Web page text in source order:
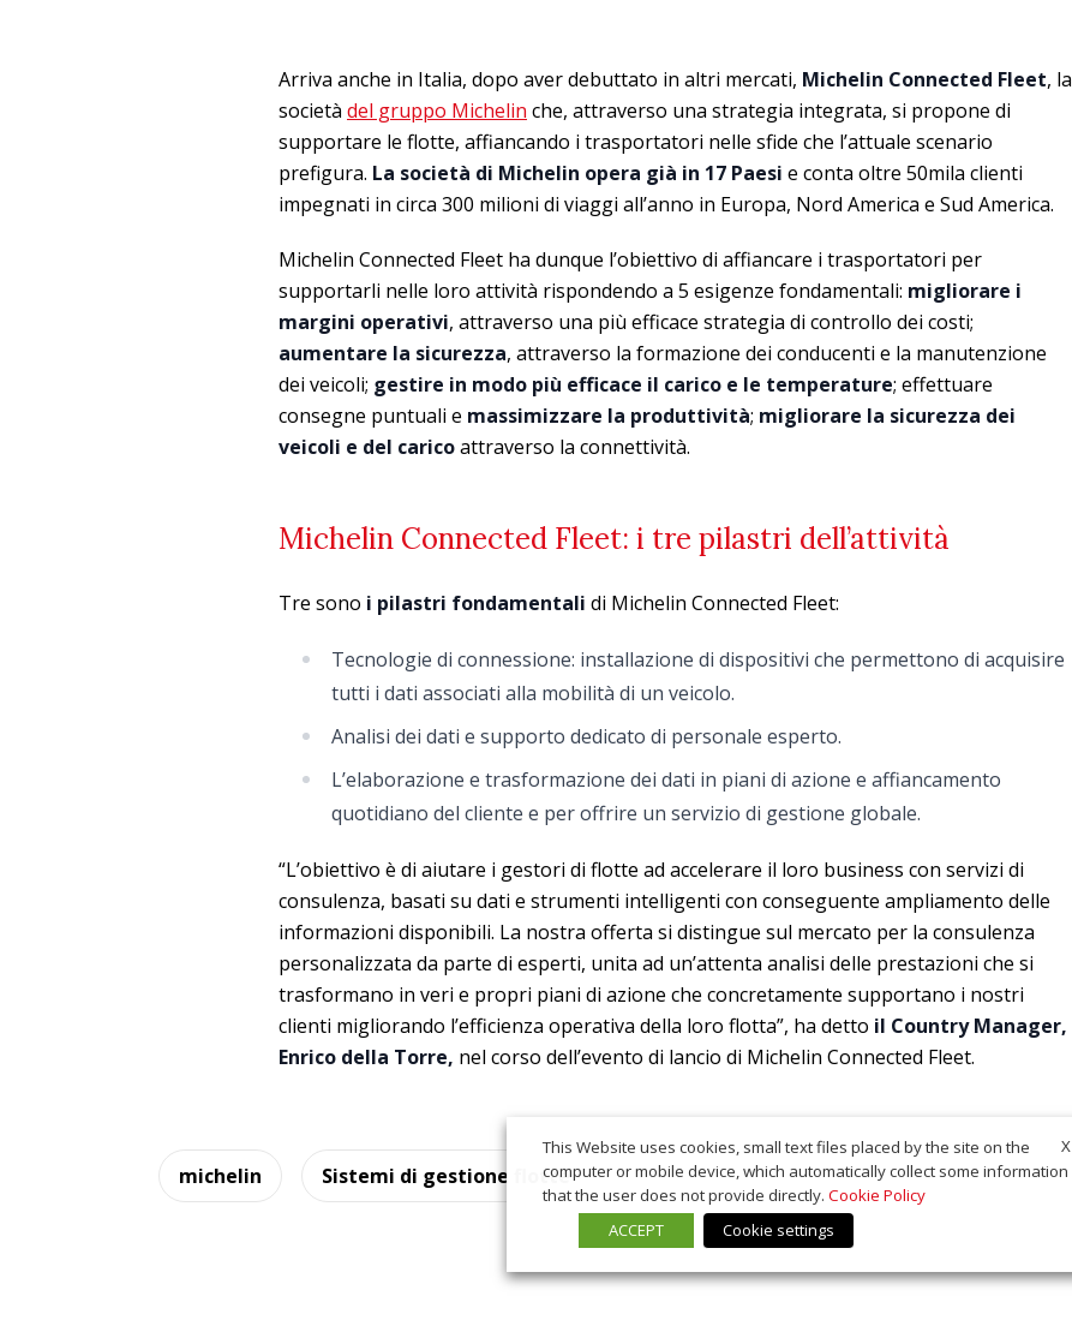
Arriva anche in Italia, dopo aver debuttato in altri mercati, Michelin Connected Fleet, la
società del gruppo Michelin che, attraverso una strategia integrata, si propone di
supportare le flotte, affiancando i trasportatori nelle sfide che l’attuale scenario
prefigura. La società di Michelin opera già in 17 Paesi e conta oltre 50mila clienti
impegnati in circa 300 milioni di viaggi all’anno in Europa, Nord America e Sud America.
Michelin Connected Fleet ha dunque l’obiettivo di affiancare i trasportatori per
supportarli nelle loro attività rispondendo a 5 esigenze fondamentali: migliorare i
margini operativi, attraverso una più efficace strategia di controllo dei costi;
aumentare la sicurezza, attraverso la formazione dei conducenti e la manutenzione
dei veicoli; gestire in modo più efficace il carico e le temperature; effettuare
consegne puntuali e massimizzare la produttività; migliorare la sicurezza dei
veicoli e del caricoattraverso la connettività.
Michelin Connected Fleet: i tre pilastri dell’attività
Tre sono i pilastri fondamentali di Michelin Connected Fleet:
Tecnologie di connessione: installazione di dispositivi che permettono di acquisire
tutti i dati associati alla mobilità di un veicolo.
Analisi dei dati e supporto dedicato di personale esperto.
L’elaborazione e trasformazione dei dati in piani di azione e affiancamento
quotidiano del cliente e per offrire un servizio di gestione globale.
“L’obiettivo è di aiutare i gestori di flotte ad accelerare il loro business con servizi di
consulenza, basati su dati e strumenti intelligenti con conseguente ampliamento delle
informazioni disponibili. La nostra offerta si distingue sul mercato per la consulenza
personalizzata da parte di esperti, unita ad un’attenta analisi delle prestazioni che si
trasformano in veri e propri piani di azione che concretamente supportano i nostri
clienti migliorando l’efficienza operativa della loro flotta”, ha detto il Country Manager,
Enrico della Torre, nel corso dell’evento di lancio di Michelin Connected Fleet.
michelin Sistemi di gestione flotte
X
This Website uses cookies, small text files placed by the site on the
computer or mobile device, which automatically collect some information
that the user does not provide directly. Cookie Policy
ACCEPT
Cookie settings